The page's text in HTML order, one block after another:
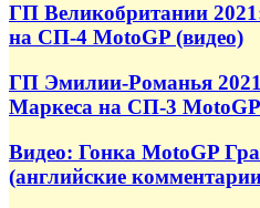
ГП Великобритании
на СП-4 MotoGP (видео)
ГП Эмилии-Романья
Маркеса на СП-3 MotoGP
Видео: Гонка MotoGP
(английские